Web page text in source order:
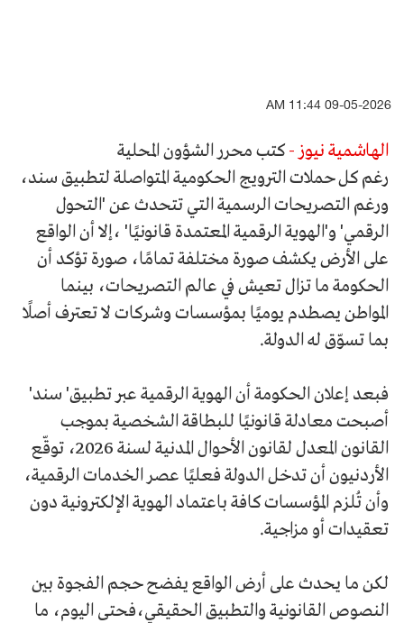
09-05-2026 11:44 AM
الهاشمية نيوز -كتب محرر الشؤون المحلية
رغم كل حملات الترويج الحكومية المتواصلة لتطبيق سند،
ورغم التصريحات الرسمية التي تتحدث عن 'التحول
الرقمي' و'الهوية الرقمية المعتمدة قانونيًا' ،إلا أن الواقع
على الأرض يكشف صورة مختلفة تمامًا، صورة تؤكد أن
الحكومة ما تزال تعيش في عالم التصريحات، بينما
المواطن يصطدم يوميًا بمؤسسات وشركات لا تعترف أصلًا
بما تسوّق له الدولة.
فبعد إعلان الحكومة أن الهوية الرقمية عبر تطبيق' سند'
أصبحت معادلة قانونيًا للبطاقة الشخصية بموجب
القانون المعدل لقانون الأحوال المدنية لسنة 2026، توقّع
الأردنيون أن تدخل الدولة فعليًا عصر الخدمات الرقمية،
وأن تُلزم المؤسسات كافة باعتماد الهوية الإلكترونية دون
تعقيدات أو مزاجية.
لكن ما يحدث على أرض الواقع يفضح حجم الفجوة بين
النصوص القانونية والتطبيق الحقيقي،فحتى اليوم، ما